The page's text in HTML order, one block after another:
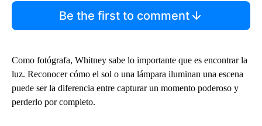
Be the first to comment
Como fotógrafa, Whitney sabe lo importante que es encontrar la
luz. Reconocer cómo el sol o una lámpara iluminan una escena
puede ser la diferencia entre capturar un momento poderoso y
perderlo por completo.